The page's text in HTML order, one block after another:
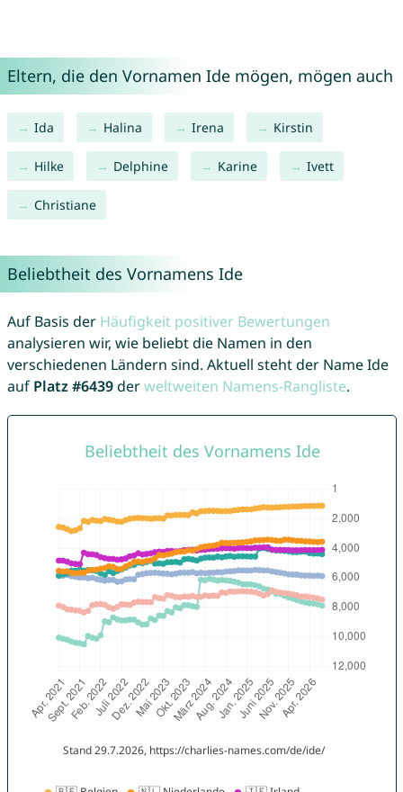
Eltern, die den Vornamen Ide mögen, mögen auch
Ida Halina Irena Kirstin
Hilke Delphine Karine Ivett
Christiane
Beliebtheit des Vornamens Ide
Auf Basis der Häufigkeit positiver Bewertungen
analysieren wir, wie beliebt die Namen in den
verschiedenen Ländern sind. Aktuell steht der Name Ide
auf Platz #6439derweltweiten Namens-Rangliste.